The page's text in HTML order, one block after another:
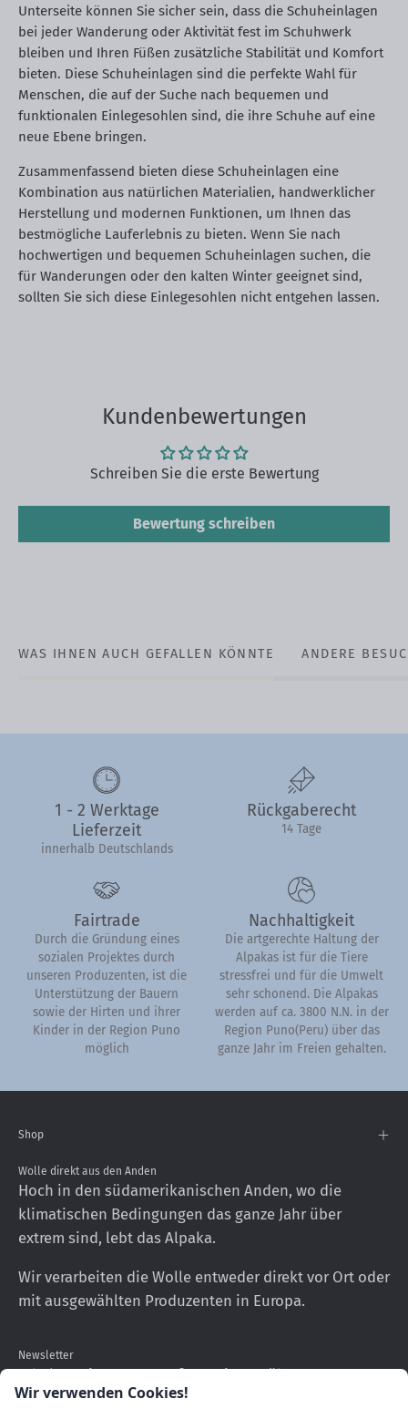
Unterseite können Sie sicher sein, dass die Schuheinlagen
bei jeder Wanderung oder Aktivität fest im Schuhwerk
bleiben und Ihren Füßen zusätzliche Stabilität und Komfort
bieten. Diese Schuheinlagen sind die perfekte Wahl für
Menschen, die auf der Suche nach bequemen und
funktionalen Einlegesohlen sind, die ihre Schuhe auf eine
neue Ebene bringen.
Zusammenfassend bieten diese Schuheinlagen eine
Kombination aus natürlichen Materialien, handwerklicher
Herstellung und modernen Funktionen, um Ihnen das
bestmögliche Lauferlebnis zu bieten. Wenn Sie nach
hochwertigen und bequemen Schuheinlagen suchen, die
für Wanderungen oder den kalten Winter geeignet sind,
sollten Sie sich diese Einlegesohlen nicht entgehen lassen.
Kundenbewertungen
Schreiben Sie die erste Bewertung
Bewertung schreiben
WAS IHNEN AUCH GEFALLEN KÖNNTE ANDERE
1 - 2 Werktage
Lieferzeit
innerhalb Deutschlands
Rückgaberecht
14 Tage
Fairtrade
Durch die Gründung eines
sozialen Projektes durch
unseren Produzenten, ist die
Unterstützung der Bauern
sowie der Hirten und ihrer
Kinder in der Region Puno
möglich
Nachhaltigkeit
Die artgerechte Haltung der
Alpakas ist für die Tiere
stressfrei und für die Umwelt
sehr schonend. Die Alpakas
werden auf ca. 3800 N.N. in der
Region Puno(Peru) über das
ganze Jahr im Freien gehalten.
Shop
Wolle direkt aus den Anden
Hoch in den südamerikanischen Anden, wo die
klimatischen Bedingungen das ganze Jahr über
extrem sind, lebt das Alpaka.
Wir verarbeiten die Wolle entweder direkt vor Ort oder
mit ausgewählten Produzenten in Europa.
Newsletter
Erhalten Sie neueste Informationen über unsere
Produkte
Wir verwenden Cookies!